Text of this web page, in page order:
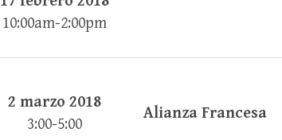
10:00am-2:00pm
2 marzo 2018
3:00-5:00
Alianza Francesa